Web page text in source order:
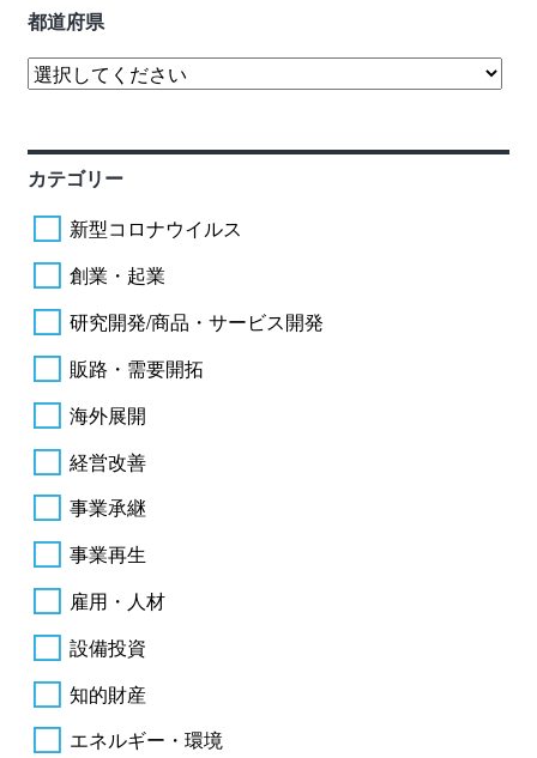
都道府県
カテゴリー
新型コロナウイルス
創業・起業
研究開発/商品・サービス開発
販路・需要開拓
海外展開
経営改善
事業承継
事業再生
雇用・人材
設備投資
知的財産
エネルギー・環境